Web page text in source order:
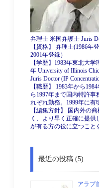
弁理士 米国弁護士 Juris
【資格】 弁理士(1986年
2001年登録）
【学歴】1983年東北大
年 University of Illinois
Juris Doctor (IP
【職歴】 1983年から
ら1997年まで国内特許
れぞれ勤務。1999年に有
【編集方針】 国内外の
く、より早く正確に提
が有る方の役に立つこと
最近の投稿 (5)
アラブ